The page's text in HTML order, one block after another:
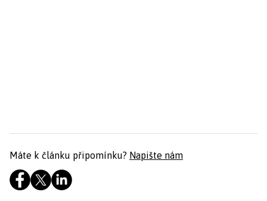
Máte k článku připomínku? Napište nám